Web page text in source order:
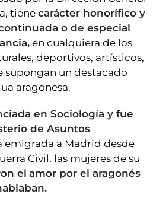
tiene carácter honorífico y
o de especial
en cualquiera de los
deportivos, artísticos,
supongan un destacado
aragonesa.
en Sociología y fue
de Asuntos
emigrada a Madrid desde
Civil, las mujeres de su
el amor por el aragonés